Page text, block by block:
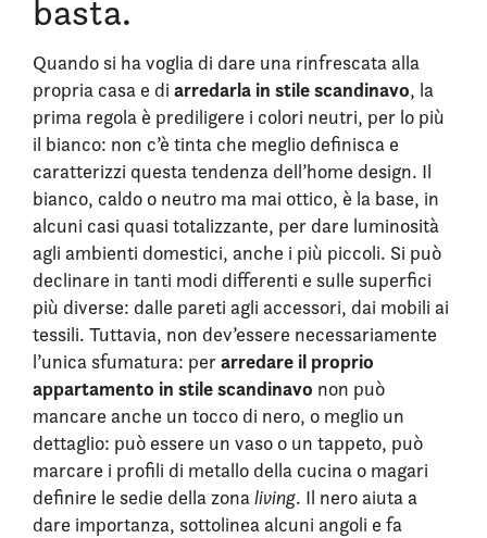
basta.
Quando si ha voglia di dare una rinfrescata alla
propria casa e di arredarla in stile scandinavo, la
prima regola è prediligere i colori neutri, per lo più
il bianco: non c’è tinta che meglio definisca e
caratterizzi questa tendenza dell’home design. Il
bianco, caldo o neutro ma mai ottico, è la base, in
alcuni casi quasi totalizzante, per dare luminosità
agli ambienti domestici, anche i più piccoli. Si può
declinare in tanti modi differenti e sulle superfici
più diverse: dalle pareti agli accessori, dai mobili ai
tessili. Tuttavia, non dev’essere necessariamente
l’unica sfumatura: perarredare il proprio
appartamento in stile scandinavo non può
mancare anche un tocco di nero, o meglio un
dettaglio: può essere un vaso o un tappeto, può
marcare i profili di metallo della cucina o magari
definire le sedie della zonaliving. Il nero aiuta a
dare importanza, sottolinea alcuni angoli e fa